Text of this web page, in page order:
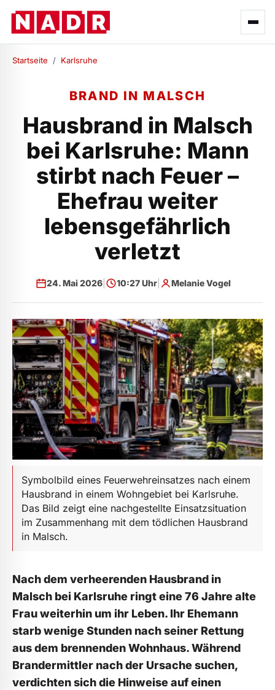
Startseite / Karlsruhe
BRAND IN MALSCH
Hausbrand in Malsch
bei Karlsruhe: Mann
stirbt nach Feuer –
Ehefrau weiter
lebensgefährlich
verletzt
24. Mai 2026| 10:27 Uhr| Melanie Vogel
Symbolbild eines Feuerwehreinsatzes nach einem
Hausbrand in einem Wohngebiet bei Karlsruhe.
Das Bild zeigt eine nachgestellte Einsatzsituation
im Zusammenhang mit dem tödlichen Hausbrand
in Malsch.
Nach dem verheerenden Hausbrand in
Malsch bei Karlsruhe ringt eine 76 Jahre alte
Frau weiterhin um ihr Leben. Ihr Ehemann
starb wenige Stunden nach seiner Rettung
aus dem brennenden Wohnhaus. Während
Brandermittler nach der Ursache suchen,
verdichten sich die Hinweise auf einen